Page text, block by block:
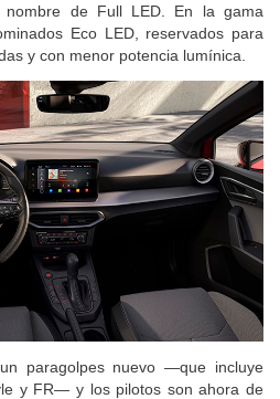
de Full LED. En la gama
Eco LED, reservados para
y con menor potencia lumínica.
paragolpes nuevo —que incluye
y FR— y los pilotos son ahora de